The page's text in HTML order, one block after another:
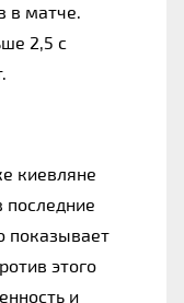
в матче.
2,5 с
киевляне
последние
показывает
этого
и